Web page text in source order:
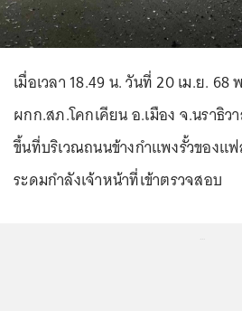
เมื่อเวลา 18.49 น. วันที่ 20 เม.ย.
ผกก.สภ.โคกเคียน อ.เมือง จ.นราธิว
ขึ้นที่บริเวณถนนข้างกำแพงรั้วของแ
ระดมกำลังเจ้าหน้าที่เข้าตรวจสอบ